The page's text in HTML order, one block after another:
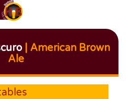
| American Brown
Ale